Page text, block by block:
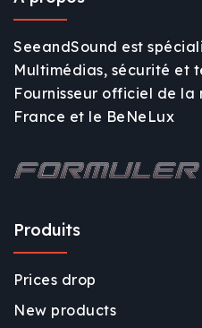
SeeandSound est
Multimédias, sécurité et
Fournisseur officiel de la
France et le BeNeLux
Produits
Prices drop
New products